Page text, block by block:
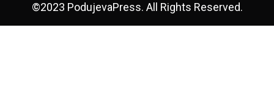
©2023 PodujevaPress. All Rights Reserved.